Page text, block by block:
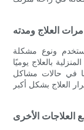
العلاج ومدته
ونوع مشكلة
بالعلاج يوميًا
في حالات مشاكل
العلاجات الأخرى